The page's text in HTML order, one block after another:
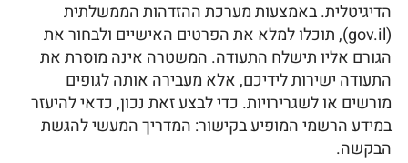
הדיגיטלית. באמצעות מערכת ההזדהות הממשלתית
(gov.il), תוכלו למלא את הפרטים האישיים ולבחור את
הגורם אליו תישלח התעודה. המשטרה אינה מוסרת את
התעודה ישירות לידיכם, אלא מעבירה אותה לגופים
מורשים או לשגרירויות. כדי לבצע זאת נכון, כדאי להיעזר
במידע הרשמי המופיע בקישור: המדריך המעשי להגשת
הבקשה.